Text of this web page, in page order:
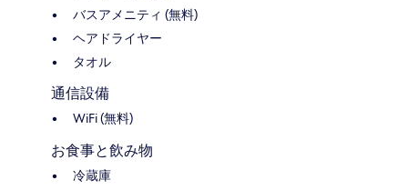
バスアメニティ (無料)
ヘアドライヤー
タオル
通信設備
WiFi (無料)
お食事と飲み物
冷蔵庫